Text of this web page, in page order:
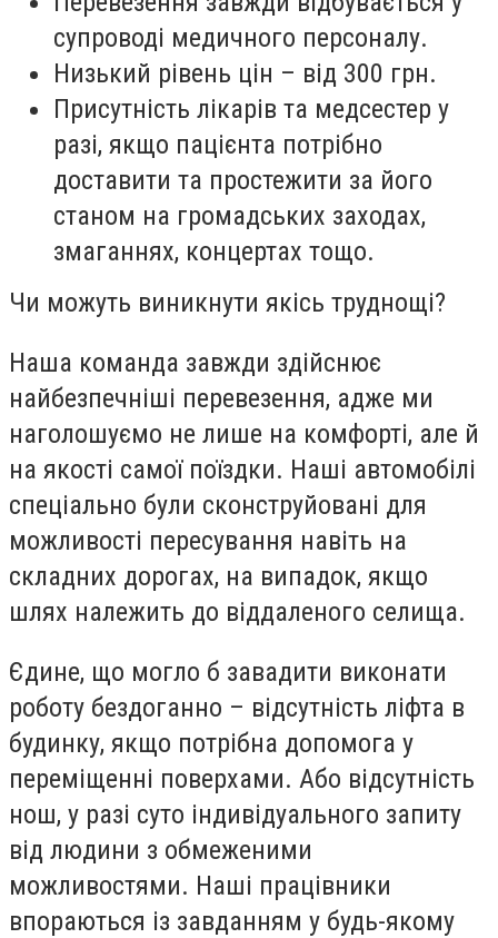
супроводі медичного персоналу.
Низький рівень цін – від 300 грн.
Присутність лікарів та медсестер у
разі, якщо пацієнта потрібно
доставити та простежити за його
станом на громадських заходах,
змаганнях, концертах тощо.
Чи можуть виникнути якісь труднощі?
Наша команда завжди здійснює
найбезпечніші перевезення, адже ми
наголошуємо не лише на комфорті, але й
на якості самої поїздки. Наші автомобілі
спеціально були сконструйовані для
можливості пересування навіть на
складних дорогах, на випадок, якщо
шлях належить до віддаленого селища.
Єдине, що могло б завадити виконати
роботу бездоганно – відсутність ліфта в
будинку, якщо потрібна допомога у
переміщенні поверхами. Або відсутність
нош, у разі суто індивідуального запиту
від людини з обмеженими
можливостями. Наші працівники
впораються із завданням у будь-якому